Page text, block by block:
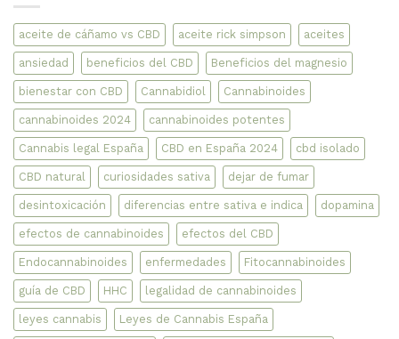
Aceites
evidencias
científicas
aceite de cáñamo vs CBD aceite rick simpson aceites
ansiedad beneficios del CBD Beneficios del magnesio
bienestar con CBD Cannabidiol Cannabinoides
cannabinoides 2024 cannabinoides potentes
Cannabis legal España CBD en España 2024 cbd isolado
CBD natural curiosidades sativa dejar de fumar
desintoxicación diferencias entre sativa e indica dopamina
efectos de cannabinoides efectos del CBD
Endocannabinoides enfermedades Fitocannabinoides
guía de CBD HHC legalidad de cannabinoides
leyes cannabis Leyes de Cannabis España